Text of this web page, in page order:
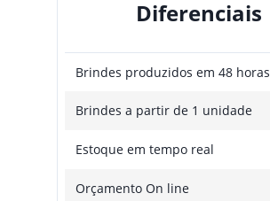
Diferenciais
Brindes produzidos em 48 horas
Brindes a partir de 1 unidade
Estoque em tempo real
Orçamento On line